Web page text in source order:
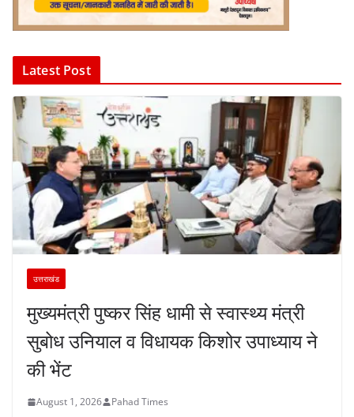
Latest Post
उत्तराखंड
मुख्यमंत्री पुष्कर सिंह धामी से स्वास्थ्य मंत्री
सुबोध उनियाल व विधायक किशोर उपाध्याय ने
की भेंट
August 1, 2026 Pahad Times